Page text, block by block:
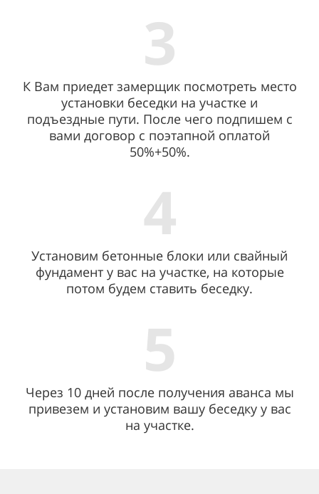
3
К Вам приедет замерщик посмотреть место
установки беседки на участке и
подъездные пути. После чего подпишем с
вами договор с поэтапной оплатой
50%+50%.
4
Установим бетонные блоки или свайный
фундамент у вас на участке, на которые
потом будем ставить беседку.
5
Через 10 дней после получения аванса мы
привезем и установим вашу беседку у вас
на участке.